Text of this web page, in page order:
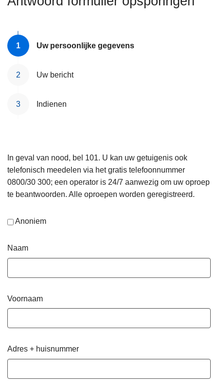
Uw persoonlijke gegevens
Uw bericht
Indienen
In geval van nood, bel 101. U kan uw getuigenis ook
telefonisch meedelen via het gratis telefoonnummer
0800/30 300; een operator is 24/7 aanwezig om uw oproep
te beantwoorden. Alle oproepen worden geregistreerd.
Anoniem
Naam
Voornaam
Adres + huisnummer